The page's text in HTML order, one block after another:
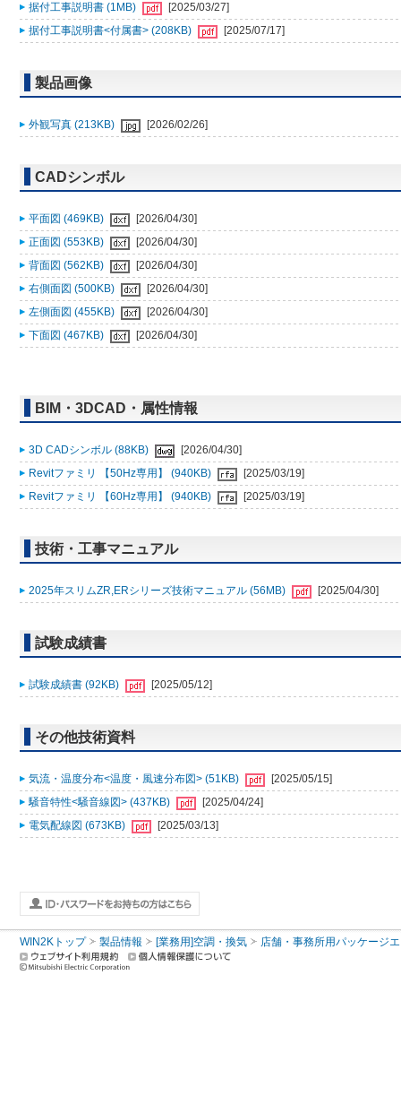
据付工事説明書 (1MB)
[2025/03/27]
据付工事説明書<付属書> (208KB)
[2025/07/17]
製品画像
外観写真 (213KB) [2026/02/26]
CADシンボル
平面図 (469KB)
[2026/04/30]
正面図 (553KB)
[2026/04/30]
背面図 (562KB)
[2026/04/30]
右側面図 (500KB)
[2026/04/30]
左側面図 (455KB)
[2026/04/30]
下面図 (467KB)
[2026/04/30]
BIM・3DCAD・属性情報
3D CADシンボル (88KB)
[2026/04/30]
Revitファミリ 【50Hz専用】 (940KB)
[2025/03/19]
Revitファミリ 【60Hz専用】 (940KB)
[2025/03/19]
技術・工事マニュアル
2025年スリムZR,ERシリーズ技術マニュアル (56MB) [2025/04/30]
試験成績書
試験成績書 (92KB) [2025/05/12]
その他技術資料
気流・温度分布<温度・風速分布図> (51KB)
[2025/05/15]
騒音特性<騒音線図> (437KB)
[2025/04/24]
電気配線図 (673KB)
[2025/03/13]
WIN2Kトップ 製品情報 [業務用]空調・換気 店舗・事務所用パッケージ